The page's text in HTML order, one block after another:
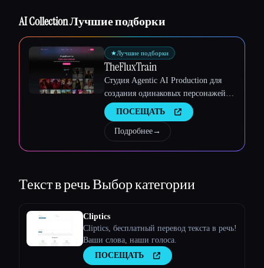
Esc
AI Collection Лучшие подборки
★Лучшие подборки
TheFluxTrain
Студия Agentic AI Production для
создания одинаковых персонажей,
рабочих процессов и видео
ПОСЕЩАТЬ
Подробнее→
Текст в речьВыбор категории
Cliptics
Cliptics, бесплатный перевод текста в речь!
Ваши слова, наши голоса.
ПОСЕЩАТЬ